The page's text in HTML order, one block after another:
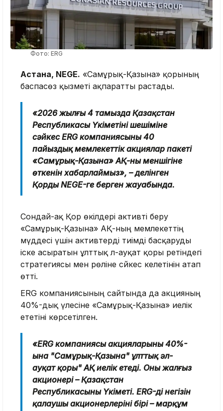
Фото: ERG
Астана, NEGE. «Самұрық-Қазына» қорының
баспасөз қызметі ақпаратты растады.
«2026 жылғы 4 тамызда Қазақстан
Республикасы Үкіметінің шешіміне
сәйкес ERG компаниясының 40
пайыздық мемлекеттік акциялар пакеті
«Самұрық-Қазына» АҚ-ның меншігіне
өткенін хабарлаймыз», – делінген
Қордың NEGE-ге берген жауабында.
Сондай-ақ Қор өкілдері активті беру
«Самұрық-Қазына» АҚ-ның мемлекеттің
мүддесі үшін активтерді тиімді басқаруды
іске асыратын ұлттық әл-ауқат қоры ретіндегі
стратегиясы мен рөліне сәйкес келетінін атап
өтті.
ERG компаниясының сайтында да акцияның
40%-дық үлесіне «Самұрық-Қазына» иелік
ететіні көрсетілген.
«ERG компаниясы акцияларының 40%-
ына "Самұрық-Қазына" ұлттық әл-
ауқат қоры" АҚ иелік етеді. Оның жалғыз
акционері – Қазақстан
Республикасының Үкіметі. ERG-дің негізін
қалаушы акционерлерінің бірі – марқұм